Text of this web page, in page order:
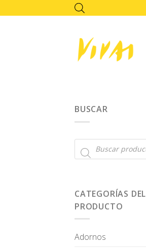
to
BUSCAR
Búsqueda
de
CATEGORÍAS DEL
PRODUCTO
Adornos